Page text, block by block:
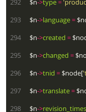
292
  $n
->type=
293
  $n
->language=
294
  $n
->created=
295
  $n
->changed=
296
  $n
->tnid= $node[
297
  $n
->translate=
298
  $n
->